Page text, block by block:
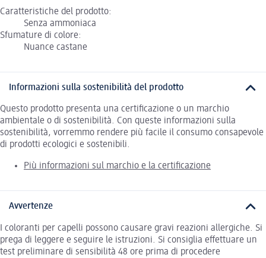
Caratteristiche del prodotto:
Senza ammoniaca
Sfumature di colore:
Nuance castane
Informazioni sulla sostenibilità del prodotto
Questo prodotto presenta una certificazione o un marchio
ambientale o di sostenibilità. Con queste informazioni sulla
sostenibilità, vorremmo rendere più facile il consumo consapevole
di prodotti ecologici e sostenibili.
Più informazioni sul marchio e la certificazione
Avvertenze
I coloranti per capelli possono causare gravi reazioni allergiche. Si
prega di leggere e seguire le istruzioni. Si consiglia effettuare un
test preliminare di sensibilità 48 ore prima di procedere